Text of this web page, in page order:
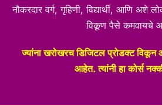
नौकरदार वर्ग, गृहिणी, विद्यार्थी, आणि अशे
विकूण पैसे कमवायचे
ज्यांना खरोखरच डिजिटल प्रोडक्ट
आहेत. त्यांनी हा कोर्स